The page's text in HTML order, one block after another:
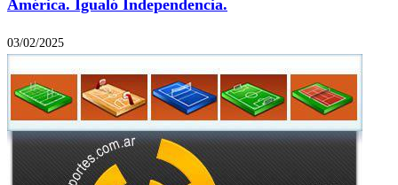
América. Igualó Independencia.
03/02/2025